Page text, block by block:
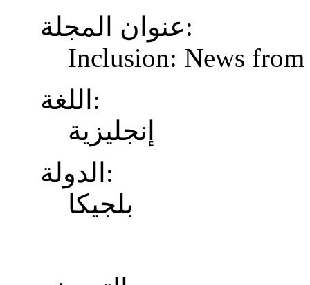
عنوان المجلة:
Inclusion: News
اللغة:
إنجليزية
الدولة:
بلجيكا